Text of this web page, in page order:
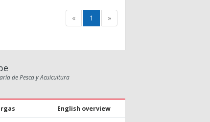
« 1 »
de Pesca y Acuicultura
English overview